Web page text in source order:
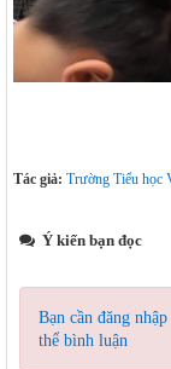
Tác giả: Trường Tiểu học
Ý kiến bạn đọc
Bạn cần đăng
thể bình luận